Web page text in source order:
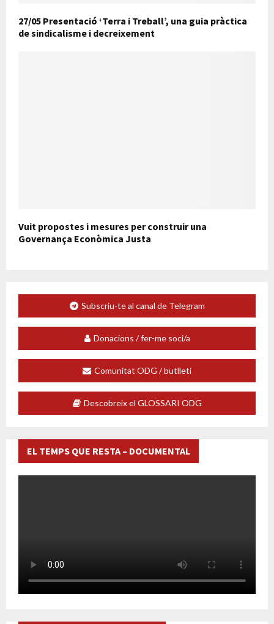
27/05 Presentació ‘Terra i Treball’, una guia pràctica
de sindicalisme i decreixement
Vuit propostes i mesures per construir una
Governança Econòmica Justa
Subscriu-te al canal de Telegram
Donacions / fer-me soci/a
Comunitat ODG / butlletí
Descobreix el GLOSSARI ODG
EL TEMPS QUE RESTA – DOCUMENTAL